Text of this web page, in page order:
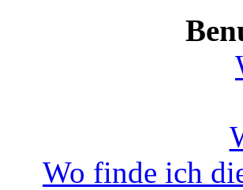
Wo finde ich